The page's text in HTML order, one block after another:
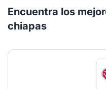
Encuentra los
chiapas